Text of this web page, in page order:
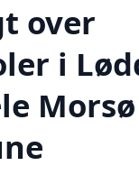
over
i
Morsø